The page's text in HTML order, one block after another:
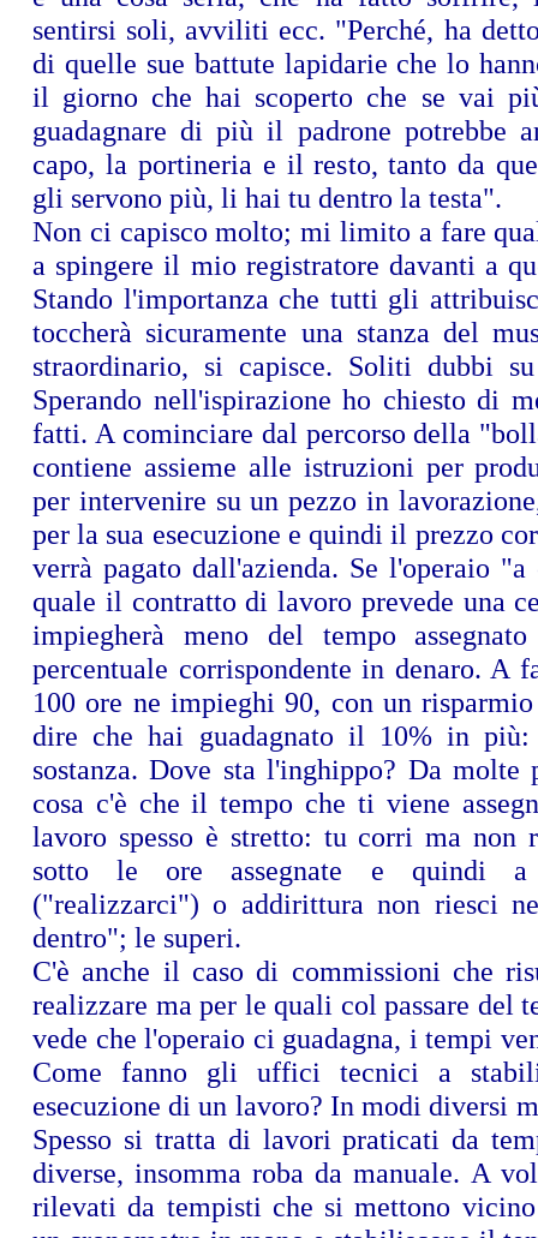
sentirsi soli, avviliti ecc. "Perché, ha
di quelle sue battute lapidarie che lo
il giorno che hai scoperto che se vai
guadagnare di più il padrone potrebbe
capo, la portineria e il resto, tanto da
gli servono più, li hai tu dentro la testa".
Non ci capisco molto; mi limito a fare
a spingere il mio registratore davanti a
Stando l'importanza che tutti gli
toccherà sicuramente una stanza del
straordinario, si capisce. Soliti dubbi
Sperando nell'ispirazione ho chiesto di
fatti. A cominciare dal percorso della
contiene assieme alle istruzioni per
per intervenire su un pezzo in
per la sua esecuzione e quindi il prezzo
verrà pagato dall'azienda. Se l'operaio
quale il contratto di lavoro prevede una
impiegherà meno del tempo
percentuale corrispondente in denaro. A
100 ore ne impieghi 90, con un
dire che hai guadagnato il 10% in
sostanza. Dove sta l'inghippo? Da molte
cosa c'è che il tempo che ti viene
lavoro spesso è stretto: tu corri ma non
sotto le ore assegnate e quindi a
("realizzarci") o addirittura non riesci
dentro"; le superi.
C'è anche il caso di commissioni che
realizzare ma per le quali col passare del
vede che l'operaio ci guadagna, i tempi
Come fanno gli uffici tecnici a
esecuzione di un lavoro? In modi diversi
Spesso si tratta di lavori praticati da
diverse, insomma roba da manuale. A
rilevati da tempisti che si mettono